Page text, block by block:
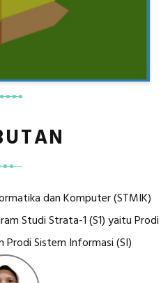
dan Komputer (STMIK)
Studi Strata-1 (S1) yaitu Prodi
Prodi Sistem Informasi (SI)